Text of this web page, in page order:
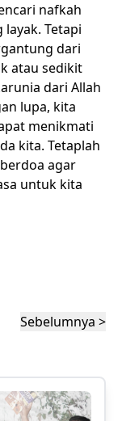
nafkah
Tetapi
dari
atau sedikit
dari Allah
lupa, kita
menikmati
kita. Tetaplah
agar
untuk kita
Sebelumnya >